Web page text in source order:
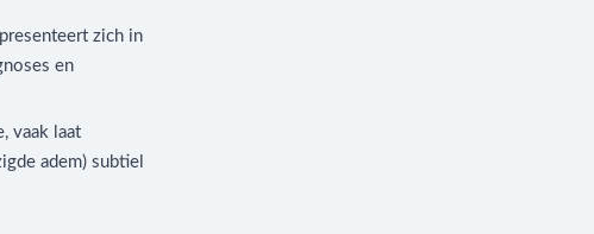
zich in
en
vaak laat
adem) subtiel